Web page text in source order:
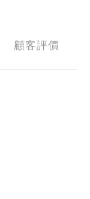
顧客評價